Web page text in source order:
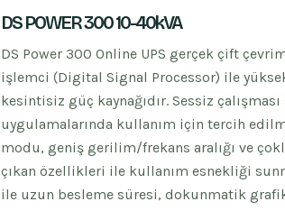
DS POWER 300 10-40kVA
DS Power 300 Online UPS gerçek çift
işlemci (Digital Signal Processor) ile
kesintisiz güç kaynağıdır. Sessiz
uygulamalarında kullanım için tercih
modu, geniş gerilim/frekans aralığı ve
çıkan özellikleri ile kullanım esnekliği
ile uzun besleme süresi, dokunmatik